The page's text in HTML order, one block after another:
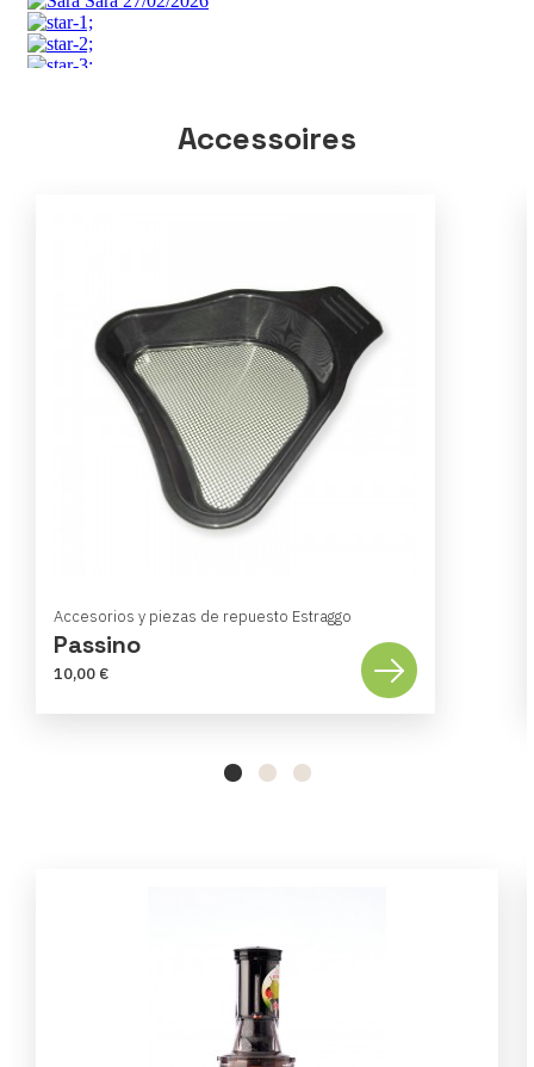
Accessoires
Accesorios y piezas de repuesto Estraggo
Passino
10,00 €